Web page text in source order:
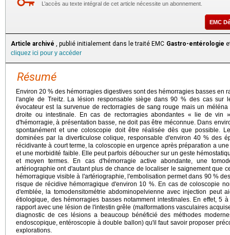
L’accès au texte intégral de cet article nécessite un abonnement.
EMC
Article archivé , publié initialement dans le traité EMC Gastro-entérologie
cliquez ici pour y accéder
Résumé
Environ 20 % des hémorragies digestives sont des hémorragies basses en
l'angle de Treitz. La lésion responsable siège dans 90 % des cas sur
évocateur est la survenue de rectorragies de sang rouge mais un
droite ou intestinale. En cas de rectorragies abondantes « lie de vin
d'hémorragie, à présentation basse, ne doit pas être méconnue. Dans
spontanément et une coloscopie doit être réalisée dès que possible.
dominées par la diverticulose colique, responsable d'environ 40 % des
récidivante à court terme, la coloscopie en urgence après préparation a
et une morbidité faible. Elle peut parfois déboucher sur un geste
et moyen termes. En cas d'hémorragie active abondante, une
artériographie ont d'autant plus de chance de localiser le saignement que
hémorragique visible à l'artériographie, l'embolisation permet dans 90 %
risque de récidive hémorragique d'environ 10 %. En cas de coloscopie
d'emblée, la tomodensitométrie abdominopelvienne avec injection peut
étiologique, des hémorragies basses notamment intestinales. En effet, 5
rapport avec une lésion de l'intestin grêle (malformations vasculaires
diagnostic de ces lésions a beaucoup bénéficié des méthodes
endoscopique, entéroscopie à double ballon) qu'il faut savoir proposer
explorations.